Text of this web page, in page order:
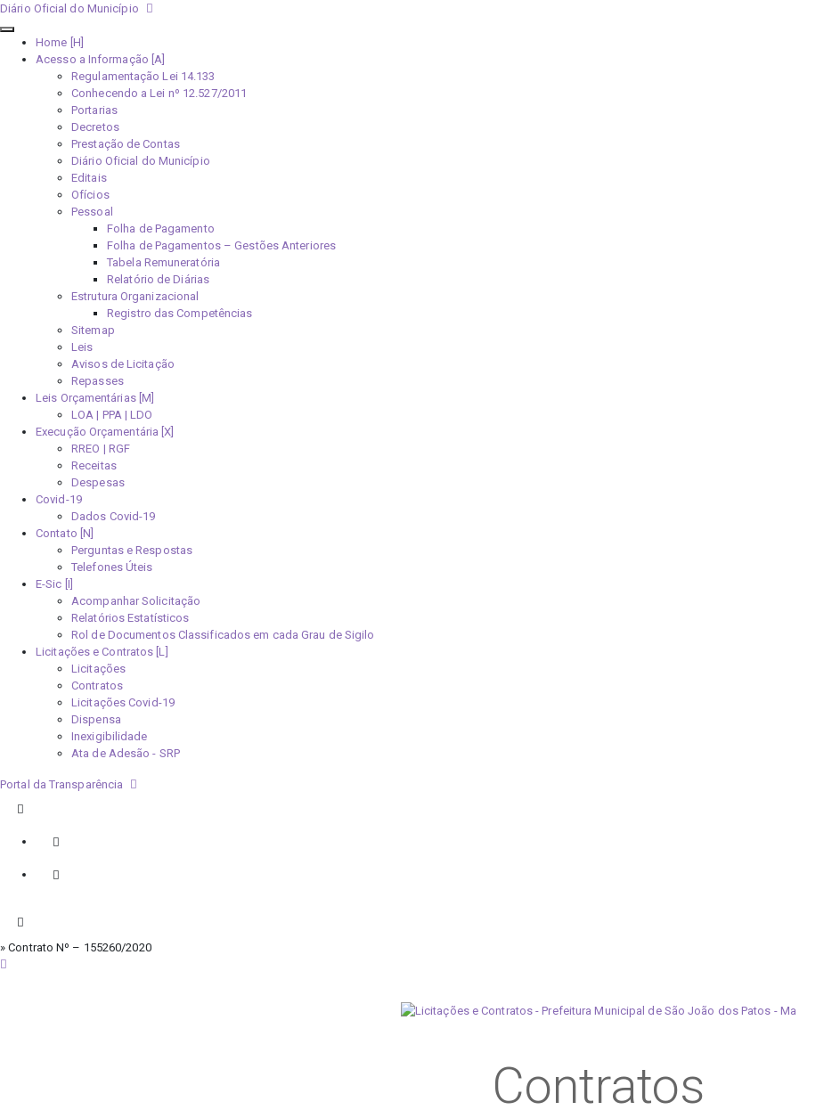
Diário Oficial do Município
Home [H]
Acesso a Informação [A]
Regulamentação Lei 14.133
Conhecendo a Lei nº 12.527/2011
Portarias
Decretos
Prestação de Contas
Diário Oficial do Município
Editais
Ofícios
Pessoal
Folha de Pagamento
Folha de Pagamentos – Gestões Anteriores
Tabela Remuneratória
Relatório de Diárias
Estrutura Organizacional
Registro das Competências
Sitemap
Leis
Avisos de Licitação
Repasses
Leis Orçamentárias [M]
LOA | PPA | LDO
Execução Orçamentária [X]
RREO | RGF
Receitas
Despesas
Covid-19
Dados Covid-19
Contato [N]
Perguntas e Respostas
Telefones Úteis
E-Sic [I]
Acompanhar Solicitação
Relatórios Estatísticos
Rol de Documentos Classificados em cada Grau de Sigilo
Licitações e Contratos [L]
Licitações
Contratos
Licitações Covid-19
Dispensa
Inexigibilidade
Ata de Adesão - SRP
Portal da Transparência
» Contrato Nº – 155260/2020
Contratos